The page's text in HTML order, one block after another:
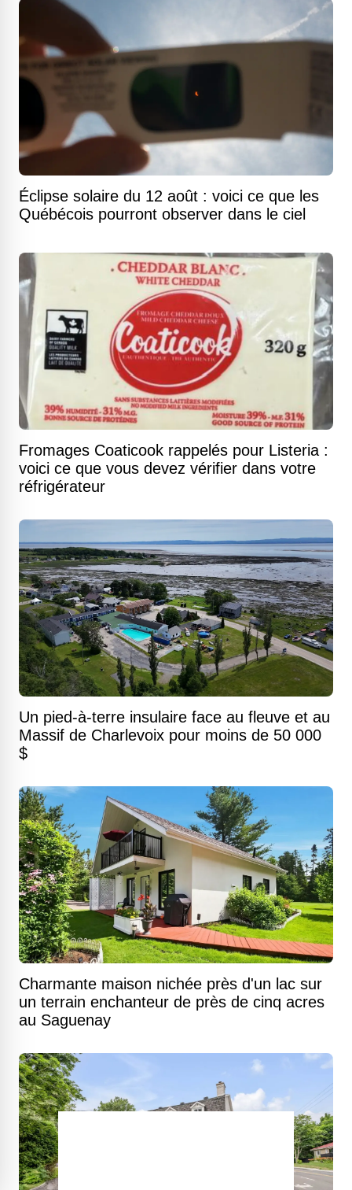
Éclipse solaire du 12 août : voici ce que les
Québécois pourront observer dans le ciel
Fromages Coaticook rappelés pour Listeria :
voici ce que vous devez vérifier dans votre
réfrigérateur
Un pied-à-terre insulaire face au fleuve et au
Massif de Charlevoix pour moins de 50 000
$
Charmante maison nichée près d'un lac sur
un terrain enchanteur de près de cinq acres
au Saguenay